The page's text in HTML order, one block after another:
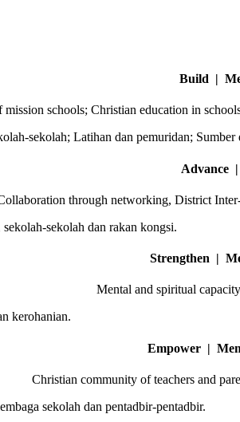
Build |
mission schools; Christian education in
sekolah; Latihan dan pemuridan; Sumber
Advance
through networking, District
sekolah dan rakan kongsi.
Strengthen |
Mental and spiritual capacity
kerohanian.
Empower |
Christian community of teachers and
sekolah dan pentadbir-pentadbir.